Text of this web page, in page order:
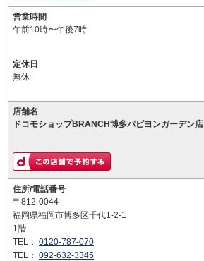
営業時間
午前10時〜午後7時
定休日
無休
店舗名
ドコモショップBRANCH博多パピヨンガーデン店
住所/電話番号
〒812-0044
福岡県福岡市博多区千代1-2-1
1階
TEL： 0120-787-070
TEL： 092-632-3345